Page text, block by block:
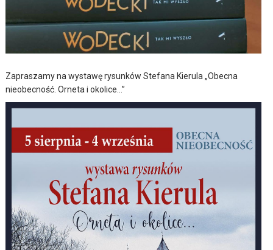
Zapraszamy na wystawę rysunków Stefana Kierula „Obecna
nieobecność. Orneta i okolice…”